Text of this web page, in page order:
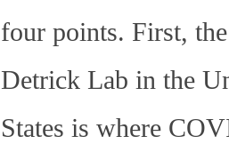
four points. First,
Detrick Lab in the
States is where